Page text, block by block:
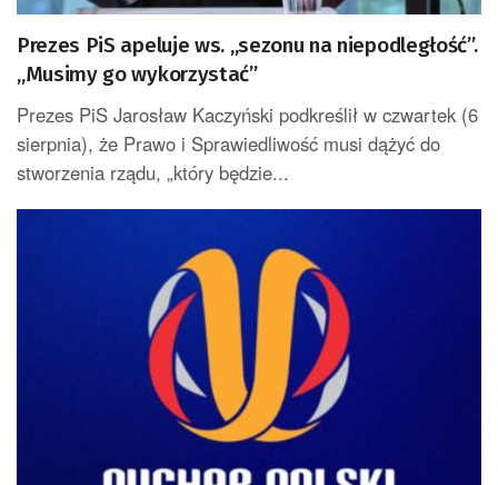
Prezes PiS apeluje ws. „sezonu na niepodległość”.
„Musimy go wykorzystać”
Prezes PiS Jarosław Kaczyński podkreślił w czwartek (6
sierpnia), że Prawo i Sprawiedliwość musi dążyć do
stworzenia rządu, „który będzie...